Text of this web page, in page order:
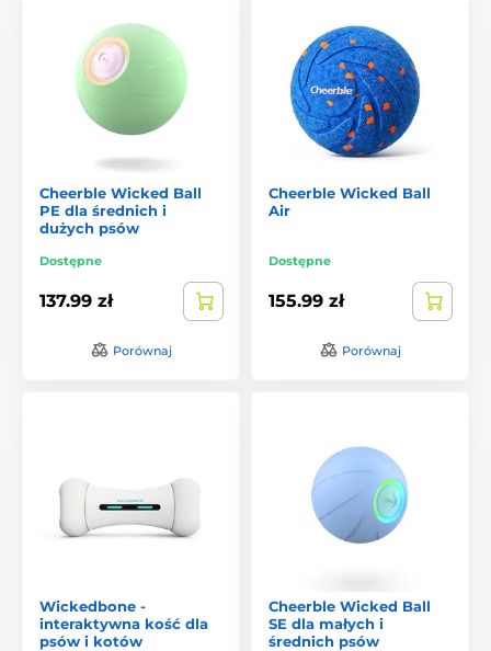
Cheerble Wicked Ball
PE dla średnich i
dużych psów
Dostępne
137.99 zł
Porównaj
Cheerble Wicked Ball
Air
Dostępne
155.99 zł
Porównaj
Wickedbone -
interaktywna kość dla
psów i kotów
Cheerble Wicked Ball
SE dla małych i
średnich psów